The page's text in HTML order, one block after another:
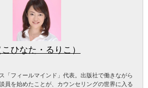
ひなた・るりこ）
「フィールマインド」代表。出版社で働きながら
員を始めたことが、カウンセリングの世界に入る